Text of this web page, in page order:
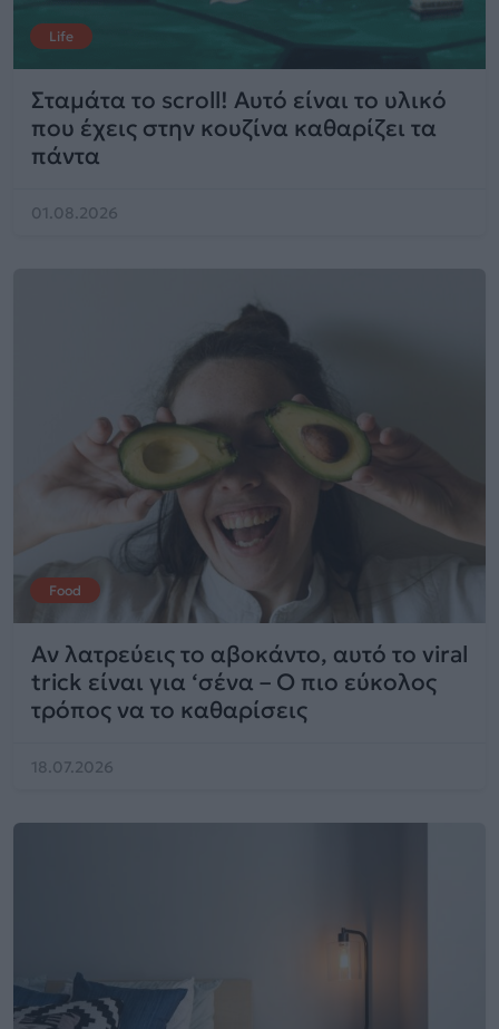
Life
Σταμάτα το scroll! Αυτό είναι το υλικό
που έχεις στην κουζίνα καθαρίζει τα
πάντα
01.08.2026
Food
Αν λατρεύεις το αβοκάντο, αυτό το viral
trick είναι για ‘σένα – Ο πιο εύκολος
τρόπος να το καθαρίσεις
18.07.2026